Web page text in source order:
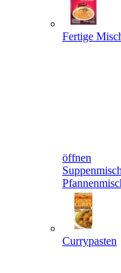
Fertige
öffnen
Currypasten